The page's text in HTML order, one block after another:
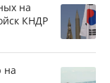
на
КНДР
на